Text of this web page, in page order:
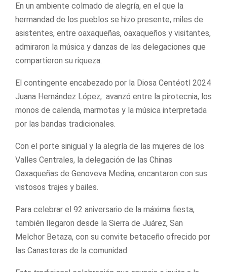
En un ambiente colmado de alegría, en el que la
hermandad de los pueblos se hizo presente, miles de
asistentes, entre oaxaqueñas, oaxaqueños y visitantes,
admiraron la música y danzas de las delegaciones que
compartieron su riqueza.
El contingente encabezado por la Diosa Centéotl 2024
Juana Hernández López, avanzó entre la pirotecnia, los
monos de calenda, marmotas y la música interpretada
por las bandas tradicionales.
Con el porte sinigual y la alegría de las mujeres de los
Valles Centrales, la delegación de las Chinas
Oaxaqueñas de Genoveva Medina, encantaron con sus
vistosos trajes y bailes.
Para celebrar el 92 aniversario de la máxima fiesta,
también llegaron desde la Sierra de Juárez, San
Melchor Betaza, con su convite betaceño ofrecido por
las Canasteras de la comunidad.